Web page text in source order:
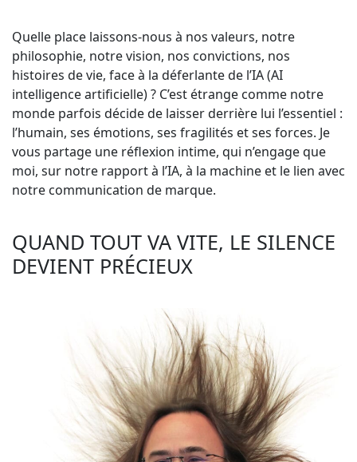
Quelle place laissons-nous à nos valeurs, notre
philosophie, notre vision, nos convictions, nos
histoires de vie, face à la déferlante de l’IA (AI
intelligence artificielle) ? C’est étrange comme notre
monde parfois décide de laisser derrière lui l’essentiel :
l’humain, ses émotions, ses fragilités et ses forces. Je
vous partage une réflexion intime, qui n’engage que
moi, sur notre rapport à l’IA, à la machine et le lien avec
notre communication de marque.
QUAND TOUT VA VITE, LE SILENCE
DEVIENT PRÉCIEUX